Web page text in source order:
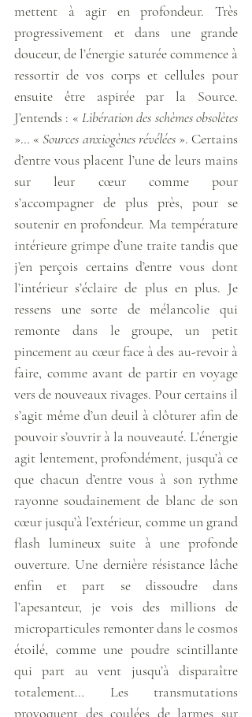
mettent à agir en profondeur. Très
progressivement et dans une grande
douceur, de l’énergie saturée commence à
ressortir de vos corps et cellules pour
ensuite être aspirée par la Source.
J’entends : « Libération des schèmes obsolètes
»… « Sources anxiogènes révélées ». Certains
d’entre vous placent l’une de leurs mains
sur leur cœur comme pour
s’accompagner de plus près, pour se
soutenir en profondeur. Ma température
intérieure grimpe d’une traite tandis que
j’en perçois certains d’entre vous dont
l’intérieur s’éclaire de plus en plus. Je
ressens une sorte de mélancolie qui
remonte dans le groupe, un petit
pincement au cœur face à des au-revoir à
faire, comme avant de partir en voyage
vers de nouveaux rivages. Pour certains il
s’agit même d’un deuil à clôturer afin de
pouvoir s’ouvrir à la nouveauté. L’énergie
agit lentement, profondément, jusqu’à ce
que chacun d’entre vous à son rythme
rayonne soudainement de blanc de son
cœur jusqu’à l’extérieur, comme un grand
flash lumineux suite à une profonde
ouverture. Une dernière résistance lâche
enfin et part se dissoudre dans
l’apesanteur, je vois des millions de
microparticules remonter dans le cosmos
étoilé, comme une poudre scintillante
qui part au vent jusqu’à disparaître
totalement… Les transmutations
provoquent des coulées de larmes sur